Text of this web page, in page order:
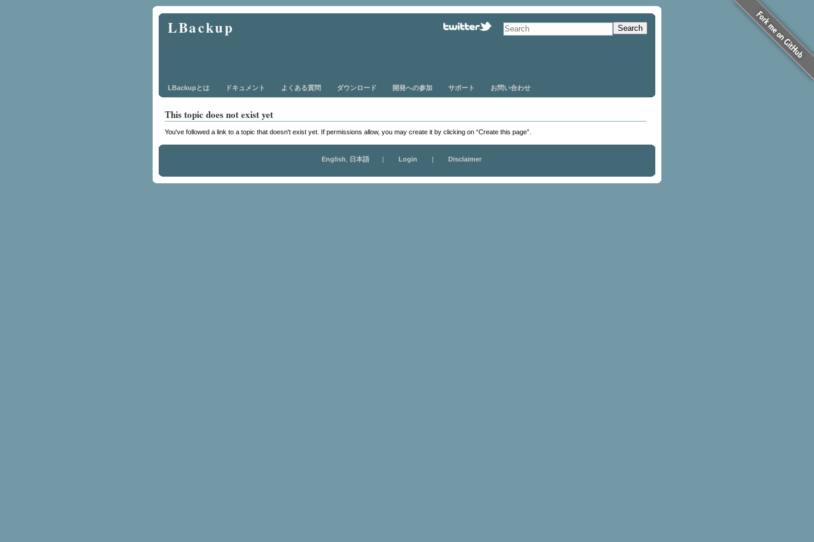
LBackup Search
LBackupとは ドキュメント よくある質問 ダウンロード 開発への参加 サポート お問い合わせ
This topic does not exist yet
You've followed a link to a topic that doesn't exist yet. If permissions allow, you may create it by clicking on “Create this page”.
English 日本語| Login | Disclaimer